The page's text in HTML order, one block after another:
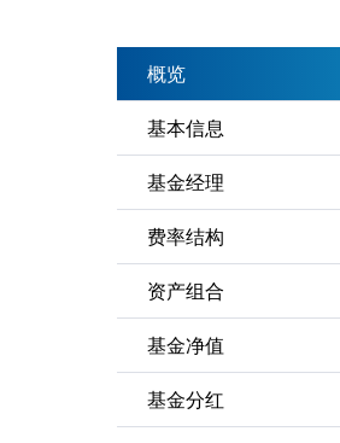
概览
基本信息
基金经理
费率结构
资产组合
基金净值
基金分红